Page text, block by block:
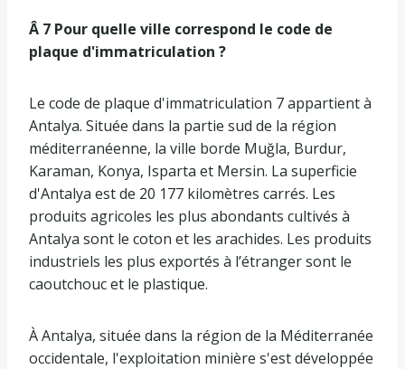
Â 7 Pour quelle ville correspond le code de
plaque d'immatriculation ?
Le code de plaque d'immatriculation 7 appartient à
Antalya. Située dans la partie sud de la région
méditerranéenne, la ville borde Muğla, Burdur,
Karaman, Konya, Isparta et Mersin. La superficie
d'Antalya est de 20 177 kilomètres carrés. Les
produits agricoles les plus abondants cultivés à
Antalya sont le coton et les arachides. Les produits
industriels les plus exportés à l’étranger sont le
caoutchouc et le plastique.
À Antalya, située dans la région de la Méditerranée
occidentale, l'exploitation minière s'est développée